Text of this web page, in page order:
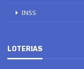
INSS
LOTERIAS